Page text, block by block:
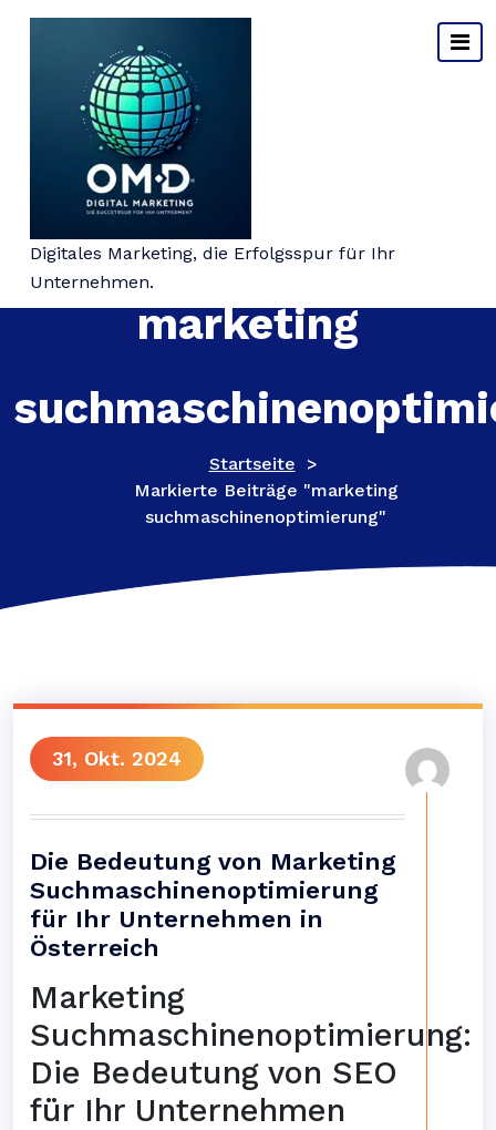
Digitales Marketing, die Erfolgsspur für Ihr
Unternehmen.
Schlagwort-Archiv:
marketing
Startseite >
Markierte Beiträge "marketing
suchmaschinenoptimierung"
31, Okt. 2024
Die Bedeutung von Marketing
Suchmaschinenoptimierung
für Ihr Unternehmen in
Österreich
Marketing
Suchmaschinenoptimierung:
Die Bedeutung von SEO
für Ihr Unternehmen